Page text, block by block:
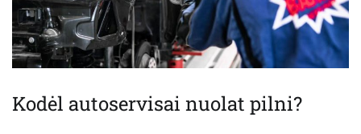
Kodėl autoservisai nuolat pilni?